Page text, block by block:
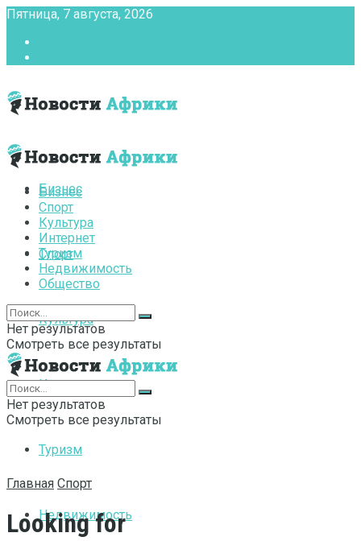
Пятница, 7 августа, 2026
Бизнес
Спорт
Культура
Интернет
Туризм
Недвижимость
Бизнес
Спорт
Культура
Интернет
Туризм
Недвижимость
Общество
Нет результатов
Смотреть все результаты
Нет результатов
Смотреть все результаты
Главная Спорт
Looking for